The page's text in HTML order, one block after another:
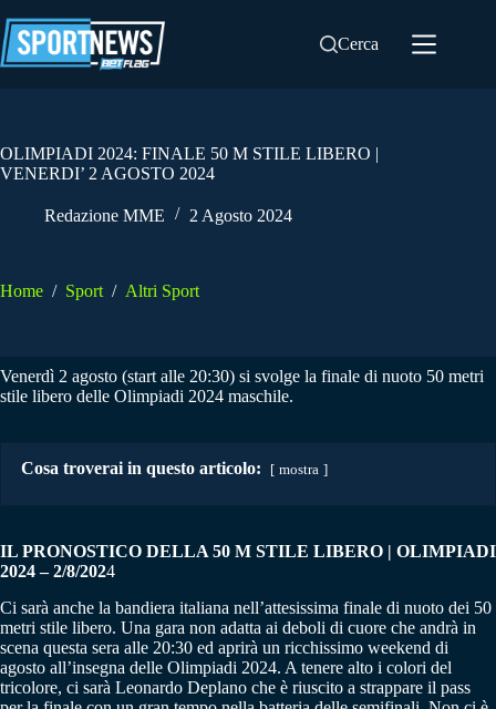
al
contenuto
Cerca
OLIMPIADI 2024: FINALE 50 M STILE LIBERO |
VENERDI’ 2 AGOSTO 2024
Redazione MME 2 Agosto 2024
Home / Sport / Altri Sport
Venerdì 2 agosto (start alle 20:30) si svolge la finale di nuoto 50 metri
stile libero delle Olimpiadi 2024 maschile.
Cosa troverai in questo articolo: mostra
IL PRONOSTICO DELLA 50 M STILE LIBERO | OLIMPIADI
2024 – 2/8/2024
Ci sarà anche la bandiera italiana nell’attesissima finale di nuoto dei 50
metri stile libero. Una gara non adatta ai deboli di cuore che andrà in
scena questa sera alle 20:30 ed aprirà un ricchissimo weekend di
agosto all’insegna delle Olimpiadi 2024. A tenere alto i colori del
tricolore, ci sarà Leonardo Deplano che è riuscito a strappare il pass